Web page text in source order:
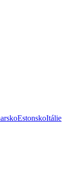
EstonskoItálie